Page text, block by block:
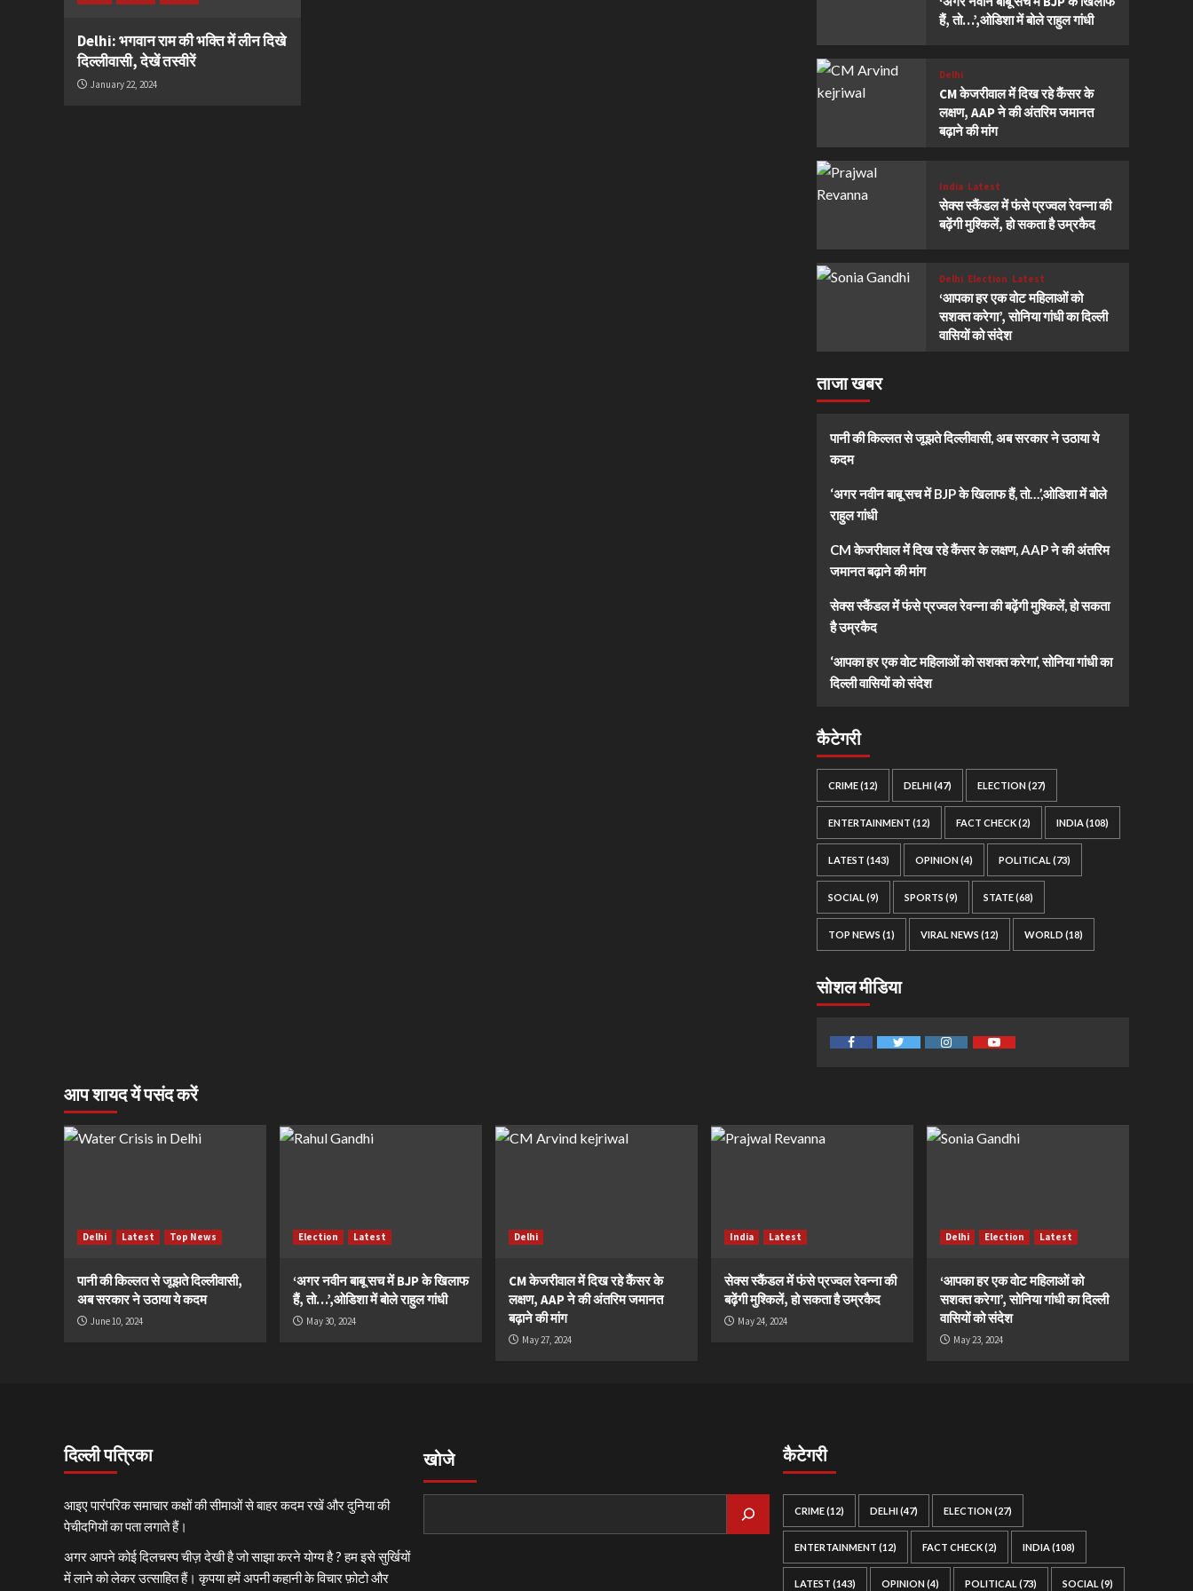
Delhi: भगवान राम की भक्ति में लीन दिखे
दिल्लीवासी, देखें तस्वीरें
January 22, 2024
हैं, तो…’,ओडिशा में बोले राहुल गांधी
Delhi
CM केजरीवाल में दिख रहे कैंसर के
लक्षण, AAP ने की अंतरिम जमानत
बढ़ाने की मांग
India Latest
सेक्स स्कैंडल में फंसे प्रज्वल रेवन्ना की
बढ़ेंगी मुश्किलें, हो सकता है उम्रकैद
Delhi Election Latest
‘आपका हर एक वोट महिलाओं को
सशक्त करेगा’, सोनिया गांधी का दिल्ली
वासियों को संदेश
ताजा खबर
पानी की किल्लत से जूझते दिल्लीवासी, अब सरकार ने उठाया ये
कदम
‘अगर नवीन बाबू सच में BJP के खिलाफ हैं, तो…’,ओडिशा में बोले
राहुल गांधी
CM केजरीवाल में दिख रहे कैंसर के लक्षण, AAP ने की अंतरिम
जमानत बढ़ाने की मांग
सेक्स स्कैंडल में फंसे प्रज्वल रेवन्ना की बढ़ेंगी मुश्किलें, हो सकता
है उम्रकैद
‘आपका हर एक वोट महिलाओं को सशक्त करेगा’, सोनिया गांधी का
दिल्ली वासियों को संदेश
कैटेगरी
CRIME(12) DELHI(47) ELECTION(27)
ENTERTAINMENT (12) FACT CHECK(2) INDIA(108)
LATEST (143) OPINION(4) POLITICAL (73)
SOCIAL (9) SPORTS (9) STATE(68)
TOP NEWS (1) VIRAL NEWS (12) WORLD (18)
सोशल मीडिया
FacebookTwitter InstagramYoutube
आप शायद यें पसंद करें
Delhi Latest Top News
पानी की किल्लत से जूझते दिल्लीवासी,
अब सरकार ने उठाया ये कदम
June 10, 2024
Election Latest
‘अगर नवीन बाबू सच में BJP के खिलाफ
हैं, तो…’,ओडिशा में बोले राहुल गांधी
May 30, 2024
Delhi
CM केजरीवाल में दिख रहे कैंसर के
लक्षण, AAP ने की अंतरिम जमानत
बढ़ाने की मांग
May 27, 2024
India Latest
सेक्स स्कैंडल में फंसे प्रज्वल रेवन्ना की
बढ़ेंगी मुश्किलें, हो सकता है उम्रकैद
May 24, 2024
Delhi Election Latest
‘आपका हर एक वोट महिलाओं को
सशक्त करेगा’, सोनिया गांधी का दिल्ली
वासियों को संदेश
May 23, 2024
दिल्ली पत्रिका
आइए पारंपरिक समाचार कक्षों की सीमाओं से बाहर कदम रखें और दुनिया की
पेचीदगियों का पता लगाते हैं।
अगर आपने कोई दिलचस्प चीज़ देखी है जो साझा करने योग्य है ? हम इसे सुर्खियों
में लाने को लेकर उत्साहित हैं। कृपया हमें अपनी कहानी के विचार फ़ोटो और
खोजे कैटेगरी
CRIME(12) DELHI(47) ELECTION(27)
ENTERTAINMENT (12) FACT CHECK(2) INDIA(108)
LATEST (143) OPINION(4) POLITICAL (73) SOCIAL (9)